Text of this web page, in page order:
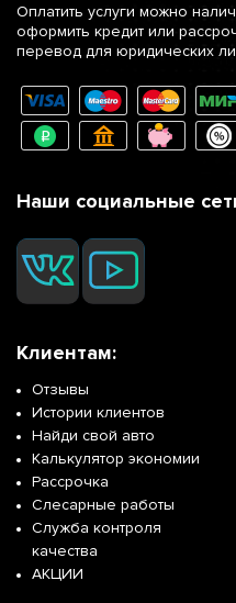
Оплатить услуги можно
оформить кредит или
перевод для юридических
Наши социальные
Клиентам:
Отзывы
Истории клиентов
Найди свой авто
Калькулятор экономии
Рассрочка
Слесарные работы
Служба контроля
качества
АКЦИИ